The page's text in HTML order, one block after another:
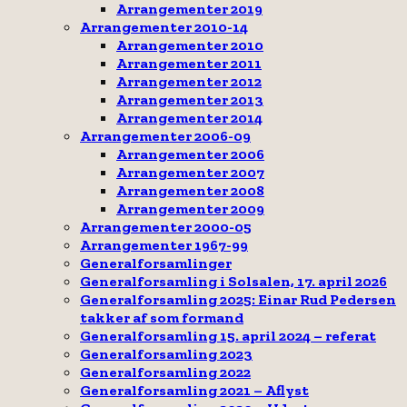
Arrangementer 2019
Arrangementer 2010-14
Arrangementer 2010
Arrangementer 2011
Arrangementer 2012
Arrangementer 2013
Arrangementer 2014
Arrangementer 2006-09
Arrangementer 2006
Arrangementer 2007
Arrangementer 2008
Arrangementer 2009
Arrangementer 2000-05
Arrangementer 1967-99
Generalforsamlinger
Generalforsamling i Solsalen, 17. april 2026
Generalforsamling 2025: Einar Rud Pedersen
takker af som formand
Generalforsamling 15. april 2024 – referat
Generalforsamling 2023
Generalforsamling 2022
Generalforsamling 2021 – Aflyst